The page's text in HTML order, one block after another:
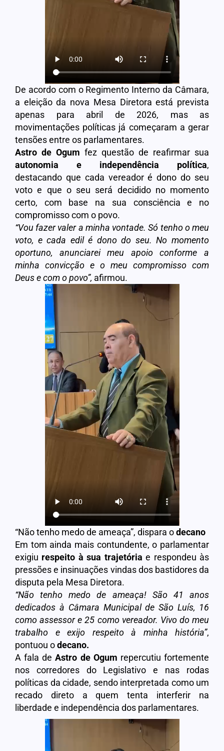
De acordo com o Regimento Interno da Câmara,
a eleição da nova Mesa Diretora está prevista
apenas para abril de 2026, mas as
movimentações políticas já começaram a gerar
tensões entre os parlamentares.
Astro de Ogum fez questão de reafirmar sua
autonomia e independência política,
destacando que cada vereador é dono do seu
voto e que o seu será decidido no momento
certo, com base na sua consciência e no
compromisso com o povo.
“Vou fazer valer a minha vontade. Só tenho o meu
voto, e cada edil é dono do seu. No momento
oportuno, anunciarei meu apoio conforme a
minha convicção e o meu compromisso com
Deus e com o povo”, afirmou.
“Não tenho medo de ameaça”, dispara odecano
Em tom ainda mais contundente, o parlamentar
exigiu respeito à sua trajetória e respondeu às
pressões e insinuações vindas dos bastidores da
disputa pela Mesa Diretora.
“Não tenho medo de ameaça! São 41 anos
dedicados à Câmara Municipal de São Luís, 16
como assessor e 25 como vereador. Vivo do meu
trabalho e exijo respeito à minha história”,
pontuou odecano.
A fala deAstro de Ogum repercutiu fortemente
nos corredores do Legislativo e nas rodas
políticas da cidade, sendo interpretada como um
recado direto a quem tenta interferir na
liberdade e independência dos parlamentares.